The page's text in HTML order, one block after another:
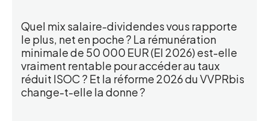
Quel mix salaire-dividendes vous rapporte
le plus, net en poche ? La rémunération
minimale de 50 000 EUR (EI 2026) est-elle
vraiment rentable pour accéder au taux
réduit ISOC ? Et la réforme 2026 du VVPRbis
change-t-elle la donne ?